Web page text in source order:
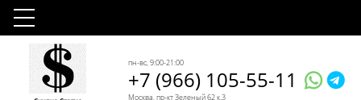
пн-вс, 9:00-21:00
+7 (966) 105-55-11
Москва, пр-кт Зеленый 62 к.3